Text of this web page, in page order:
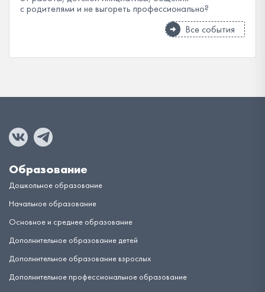
с родителями и не выгореть профессионально?
Все события
Образование
Дошкольное образование
Начальное образование
Основное и среднее образование
Дополнительное образование детей
Дополнительное образование взрослых
Дополнительное профессиональное образование